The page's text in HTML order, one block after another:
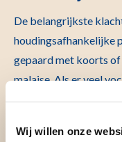
Wij willen onze
De belangrijkste
houdingsafhankelijke
gepaard met koorts of
malaise. Als er veel
de beweging van het